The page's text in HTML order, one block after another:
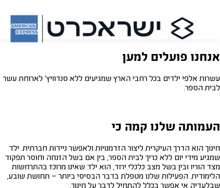
אנחנו פועלים למען
עשרות אלפי ילדים בכל רחבי הארץ שמגיעים ללא סנדוויץ' לארוחת עשר
לבית הספר.
העמותה שלנו קמה כי
חינוך הוא הדרך העיקרית ליצור הזדמנויות ולאפשר ניידות חברתית. ילד
שמגיע מידי יום ללא כריך לבית הספר, בין אם בשל הזנחה וחוסר תפקוד
מצד הוריו ובין בשל מצב כלכלי ירוד, הוא ילד שאינו מרוכז בהתרחשות
הלימודית. הפעילות שלנו מטפלת בדבר הבסיסי ביותר – תחושת שובע,
שבלעדיה אי אפשר בכלל להתחיל לדבר על חינוך.